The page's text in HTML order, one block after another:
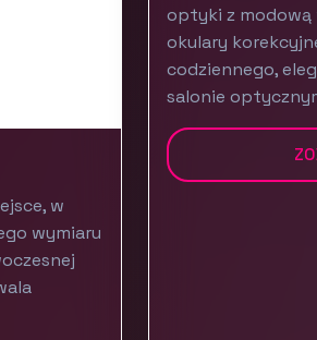
w
wymiaru
optyki z modową
okulary
codziennego,
salonie